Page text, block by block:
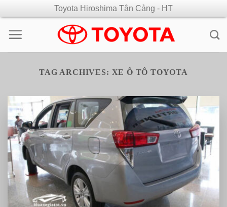
to
content
Toyota Hiroshima Tân Cảng - HT
TAG ARCHIVES: XE Ô TÔ TOYOTA